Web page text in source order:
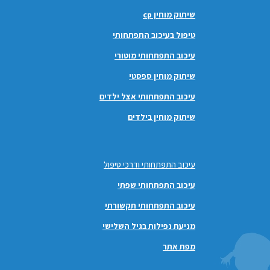
שיתוק מוחין cp
טיפול בעיכוב התפתחותי
עיכוב התפתחותי מוטורי
שיתוק מוחין ספסטי
עיכוב התפתחותי אצל ילדים
שיתוק מוחין בילדים
עיכוב התפתחותי ודרכי טיפול
עיכוב התפתחותי שפתי
עיכוב התפתחותי תקשורתי
מניעת נפילות בגיל השלישי
מפת אתר